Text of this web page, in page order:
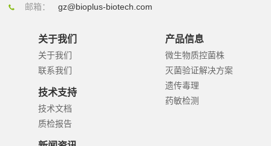
邮箱：
gz@bioplus-biotech.com
关于我们
关于我们
联系我们
技术支持
技术文档
质检报告
产品信息
微生物质控菌株
灭菌验证解决方案
遗传毒理
药敏检测